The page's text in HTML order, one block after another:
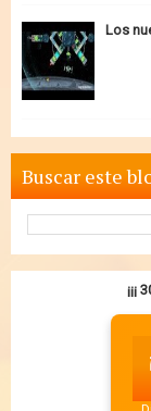
Los
Buscar este
¡¡¡